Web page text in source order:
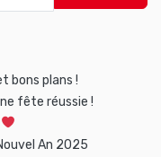
bons plans !
fête réussie !
An 2025